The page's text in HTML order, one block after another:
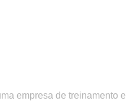
empresa de treinamento e